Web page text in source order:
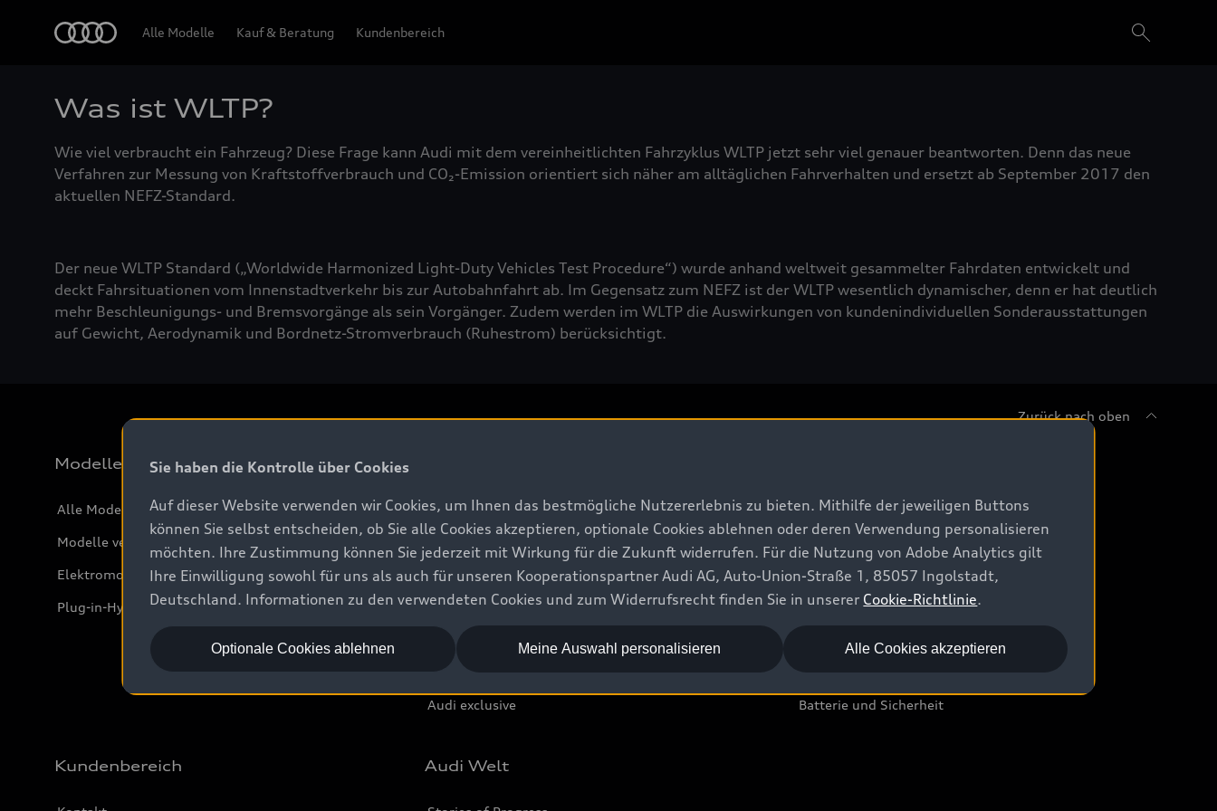
Alle Modelle Kauf & Beratung Kundenbereich
Was ist WLTP?
Wie viel verbraucht ein Fahrzeug? Diese Frage kann Audi mit dem vereinheitlichten Fahrzyklus WLTP jetzt sehr viel genauer beantworten. Denn das neue
Verfahren zur Messung von Kraftstoffverbrauch und CO₂-Emission orientiert sich näher am alltäglichen Fahrverhalten und ersetzt ab September 2017 den
aktuellen NEFZ-Standard.
Der neue WLTP Standard („Worldwide Harmonized Light-Duty Vehicles Test Procedure“) wurde anhand weltweit gesammelter Fahrdaten entwickelt und
deckt Fahrsituationen vom Innenstadtverkehr bis zur Autobahnfahrt ab. Im Gegensatz zum NEFZ ist der WLTP wesentlich dynamischer, denn er hat deutlich
mehr Beschleunigungs- und Bremsvorgänge als sein Vorgänger. Zudem werden im WLTP die Auswirkungen von kundenindividuellen Sonderausstattungen
auf Gewicht, Aerodynamik und Bordnetz-Stromverbrauch (Ruhestrom) berücksichtigt.
Zurück nach oben
Modelle
Alle Modelle
Modelle vergleichen
Elektromodelle
Plug-in-Hybride
Aktuelle Angebote
Sofort verfügbare Neuwagen
Gebrauchtwagen
Audi Gebrauchtwagen :plus
Geschäftskunden
Audi exclusive
Audi Original Zubehör
Audi digital services
myAudi
Garantie & Unterstützung
Audi Service Partner
Batterie und Sicherheit
Kundenbereich Audi Welt
Sie haben die Kontrolle über Cookies
Auf dieser Website verwenden wir Cookies, um Ihnen das bestmögliche Nutzererlebnis zu bieten. Mithilfe der jeweiligen Buttons
können Sie selbst entscheiden, ob Sie alle Cookies akzeptieren, optionale Cookies ablehnen oder deren Verwendung personalisieren
möchten. Ihre Zustimmung können Sie jederzeit mit Wirkung für die Zukunft widerrufen. Für die Nutzung von Adobe Analytics gilt
Ihre Einwilligung sowohl für uns als auch für unseren Kooperationspartner Audi AG, Auto-Union-Straße 1, 85057 Ingolstadt,
Deutschland. Informationen zu den verwendeten Cookies und zum Widerrufsrecht finden Sie in unserer Cookie-Richtlinie.
Alle Cookies akzeptieren
Optionale Cookies ablehnen Meine Auswahl personalisieren